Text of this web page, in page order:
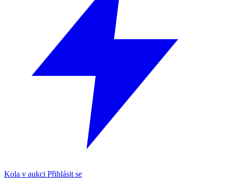
Kola v aukci Přihlásit se